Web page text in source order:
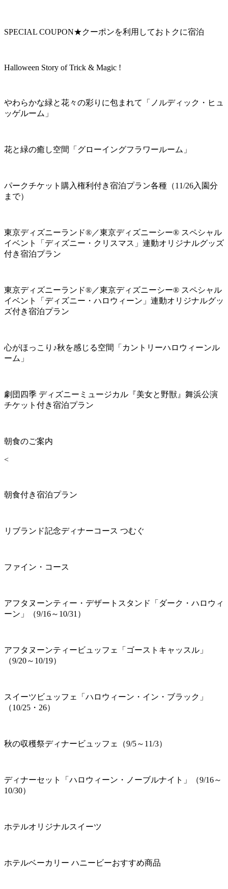
SPECIAL COUPON★クーポンを利用しておトクに宿泊
Halloween Story of Trick & Magic !
やわらかな緑と花々の彩りに包まれて「ノルディック・ヒュ
ッゲルーム」
花と緑の癒し空間「グローイングフラワールーム」
パークチケット購入権利付き宿泊プラン各種（11/26入園分
まで）
東京ディズニーランド®／東京ディズニーシー® スペシャル
イベント「ディズニー・クリスマス」連動オリジナルグッズ
付き宿泊プラン
東京ディズニーランド®／東京ディズニーシー® スペシャル
イベント「ディズニー・ハロウィーン」連動オリジナルグッ
ズ付き宿泊プラン
心がほっこり♪秋を感じる空間「カントリーハロウィーンル
ーム」
劇団四季 ディズニーミュージカル『美女と野獣』舞浜公演
チケット付き宿泊プラン
朝食のご案内
<
朝食付き宿泊プラン
リブランド記念ディナーコース つむぐ
ファイン・コース
アフタヌーンティー・デザートスタンド「ダーク・ハロウィ
ーン」（9/16～10/31）
アフタヌーンティービュッフェ「ゴーストキャッスル」
（9/20～10/19）
スイーツビュッフェ「ハロウィーン・イン・ブラック」
（10/25・26）
秋の収穫祭ディナービュッフェ（9/5～11/3）
ディナーセット「ハロウィーン・ノーブルナイト」（9/16～
10/30）
ホテルオリジナルスイーツ
ホテルベーカリー ハニービーおすすめ商品